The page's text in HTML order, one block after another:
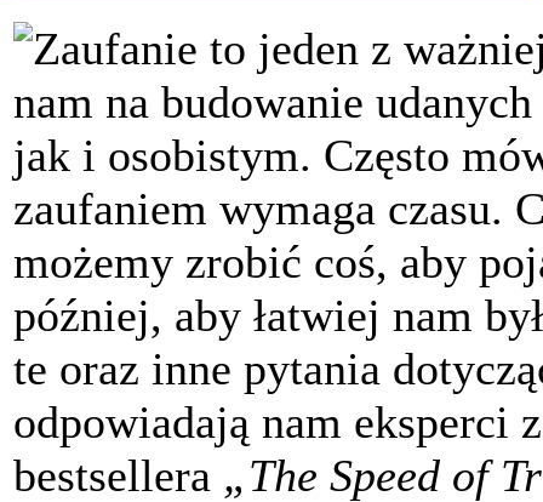
Zaufanie to jeden z
nam na budowanie
jak i osobistym. Często
zaufaniem wymaga czasu.
możemy zrobić coś, aby
później, aby łatwiej nam
te oraz inne pytania
odpowiadają nam eksperci
bestsellera „The Speed of